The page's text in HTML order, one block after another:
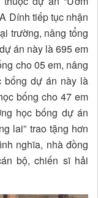
Dính tiếp tục nhận
trường, nâng tổng
án này là 695 em
cho 05 em, nâng
bống dự án này là
bống cho 47 em
học bống dự án
lai” trao tặng hơn
nghĩa, nhà đồng
bộ, chiến sĩ hải